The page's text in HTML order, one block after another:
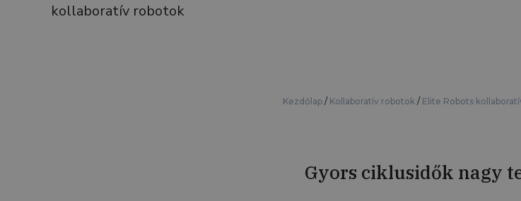
kollaboratív robotok
Kezdőlap/ Kollaboratív robotok/ Elite Robots
Gyors ciklusidők nagy